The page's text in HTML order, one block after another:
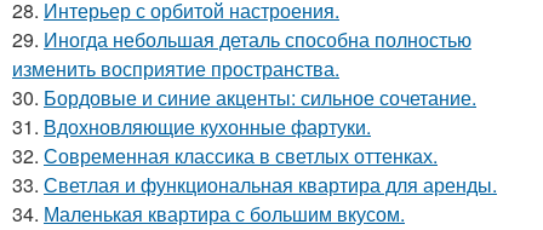
28. Интерьер с орбитой настроения.
29. Иногда небольшая деталь способна полностью
изменить восприятие пространства.
30. Бордовые и синие акценты: сильное сочетание.
31. Вдохновляющие кухонные фартуки.
32. Современная классика в светлых оттенках.
33. Светлая и функциональная квартира для аренды.
34. Маленькая квартира с большим вкусом.